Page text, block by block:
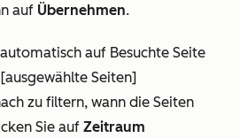
auf Übernehmen.
auf Besuchte Seite
Seiten]
zu filtern, wann die Seiten
Sie auf Zeitraum